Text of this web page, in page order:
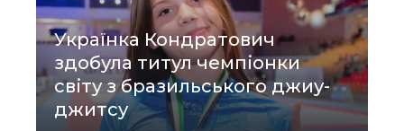
Українка Кондратович
здобула титул чемпіонки
світу з бразильського джиу-
джитсу